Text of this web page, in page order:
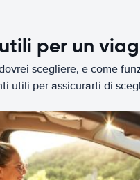
per un
scegliere, e come
utili per assicurarti di